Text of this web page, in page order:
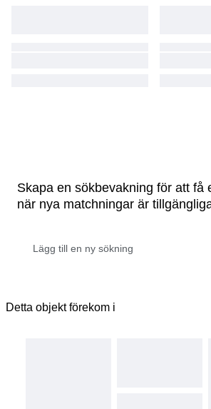
Skapa en sökbevakning för att få
när nya matchningar är
Detta objekt förekom i